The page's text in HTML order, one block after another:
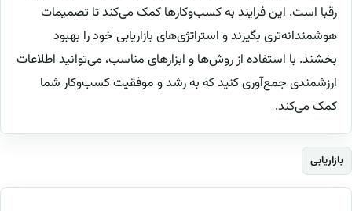
رقبا است. این فرایند به کسب‌وکارها کمک می‌کند تا تصمیمات
هوشمندانه‌تری بگیرند و استراتژی‌های بازاریابی خود را بهبود
بخشند. با استفاده از روش‌ها و ابزارهای مناسب، می‌توانید اطلاعات
ارزشمندی جمع‌آوری کنید که به رشد و موفقیت کسب‌وکار شما
کمک می‌کند.
بازاریابی